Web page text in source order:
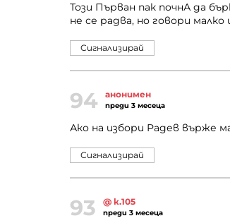
Този Първан пак почнА да
не се радва, но говори
Сигнализирай
94 анонимен
преди 3 месеца
Ако на избори Радев върже
Сигнализирай
93 @ к.105
преди 3 месеца